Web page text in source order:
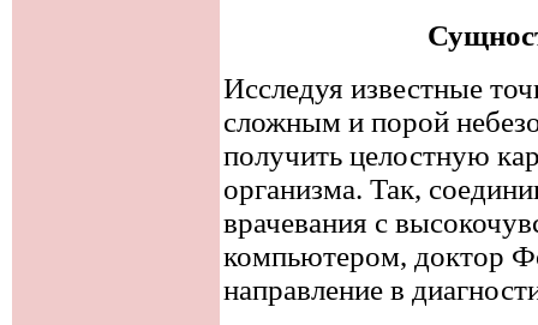
Исследуя известные
сложным и порой
получить целостную
организма. Так,
врачевания с
компьютером, доктор
направление в